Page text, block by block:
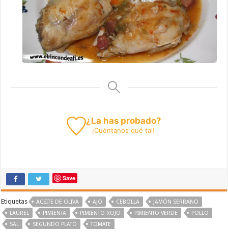
¿La has probado?
¡Cuéntanos qué tal!
Save
Etiquetas ACEITE DE OLIVA AJO CEBOLLA
JAMÓN SERRANO
LAUREL
PIMIENTA PIMIENTO ROJO PIMIENTO VERDE
POLLO
SAL
SEGUNDO PLATO TOMATE